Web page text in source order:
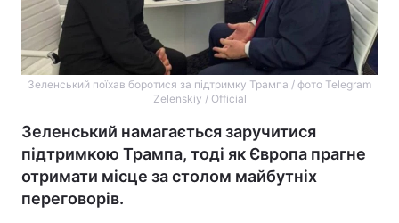
Зеленський поїхав боротися за підтримку Трампа / фото Telegram
Zelenskiy / Official
Зеленський намагається заручитися
підтримкою Трампа, тоді як Європа прагне
отримати місце за столом майбутніх
переговорів.